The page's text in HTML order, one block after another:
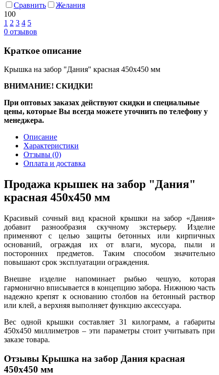
Сравнить
Желания
100
1 2 3 4 5
0 отзывов
Краткое описание
Крышка на забор "Дания" красная 450х450 мм
ВНИМАНИЕ! СКИДКИ!
При оптовых заказах действуют скидки и специальные
цены, которые Вы всегда можете уточнить по телефону у
менеджера.
Описание
Характеристики
Отзывы (0)
Оплата и доставка
Продажа крышек на забор "Дания"
красная 450х450 мм
Красивый сочный вид красной крышки на забор «Дания»
добавит разнообразия скучному экстерьеру. Изделие
применяют с целью защиты бетонных или кирпичных
оснований, ограждая их от влаги, мусора, пыли и
посторонних предметов. Таким способом значительно
повышают срок эксплуатации ограждения.
Внешне изделие напоминает рыбью чешую, которая
гармонично вписывается в концепцию забора. Нижнюю часть
надежно крепят к основанию столбов на бетонный раствор
или клей, а верхняя выполняет функцию аксессуара.
Вес одной крышки составляет 31 килограмм, а габариты
450х450 миллиметров – эти параметры стоит учитывать при
заказе товара.
Отзывы Крышка на забор Дания красная
450х450 мм